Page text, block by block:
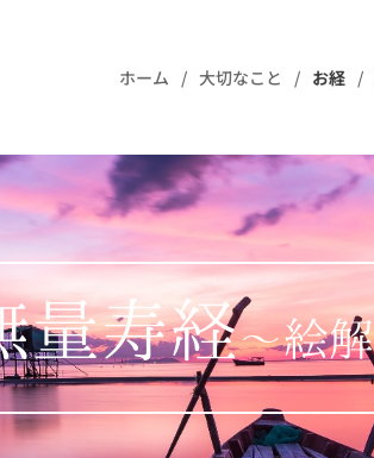
ホーム 大切なこと お経
量寿経～絵